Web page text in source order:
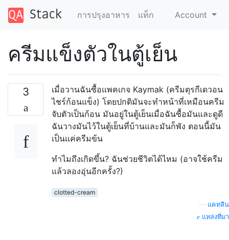
การปรุงอาหาร แท็ก Account
ครีมแข็งตัวในตู้เย็น
3
เมื่อวานฉันซื้อแพคเกจ Kaymak (ครีมตุรกีเดวอน
ไชร์ก้อนแข็ง) โดยปกติมันจะทำหน้าที่เหมือนครีม
จับตัวเป็นก้อน มันอยู่ในตู้เย็นเมื่อฉันซื้อมันและดูดี
ฉันวางมันไว้ในตู้เย็นที่บ้านและมันก็พัง ตอนนี้มัน
เป็นแค่ครีมข้น
ทำไมถึงเกิดขึ้น? ฉันช่วยชีวิตได้ไหม (อาจใช้ครีม
แล้วลองอุ่นอีกครั้ง?)
clotted-cream
แคทลีน
แหล่งที่มา